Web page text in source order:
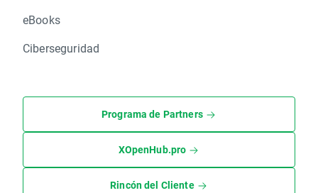
eBooks
Ciberseguridad
Programa de Partners
XOpenHub.pro
Rincón del Cliente